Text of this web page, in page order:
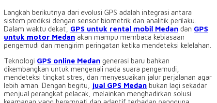
Langkah berikutnya dari evolusi GPS adalah integrasi antara
sistem prediksi dengan sensor biometrik dan analitik perilaku.
Dalam waktu dekat, GPS untuk rental mobil Medan dan GPS
untuk motor Medan akan mampu membaca kebiasaan
pengemudi dan mengirim peringatan ketika mendeteksi kelelahan.
Teknologi GPS online Medan generasi baru bahkan
dikembangkan untuk mengenali nada suara pengemudi,
mendeteksi tingkat stres, dan menyesuaikan jalur perjalanan agar
lebih aman. Dengan begitu,
jual GPS Medan bukan lagi sekadar
menjual perangkat pelacak, melainkan menghadirkan solusi